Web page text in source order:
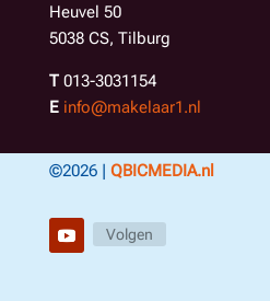
Heuvel 50
5038 CS, Tilburg
T013-3031154
E info@makelaar1.nl
©2026 | QBICMEDIA.nl
Volgen